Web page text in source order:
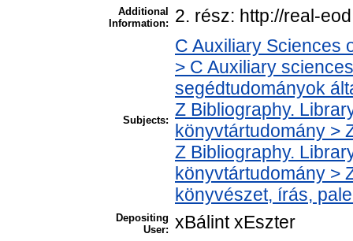
Additional
Information:
2. rész: http://real-
Subjects:
C Auxiliary Sciences
> C Auxiliary
segédtudományok
Z Bibliography.
könyvtártudomány >
Z Bibliography.
könyvtártudomány >
könyvészet, írás,
Depositing
User: xBálint xEszter